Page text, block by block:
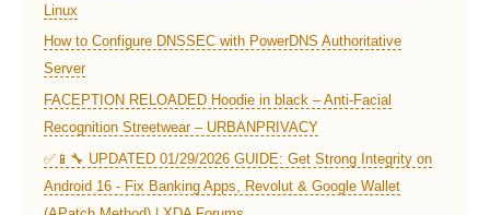
Linux
How to Configure DNSSEC with PowerDNS Authoritative
Server
FACEPTION RELOADED Hoodie in black – Anti-Facial
Recognition Streetwear – URBANPRIVACY
✅📱🔧 UPDATED 01/29/2026 GUIDE: Get Strong Integrity on
Android 16 - Fix Banking Apps, Revolut & Google Wallet